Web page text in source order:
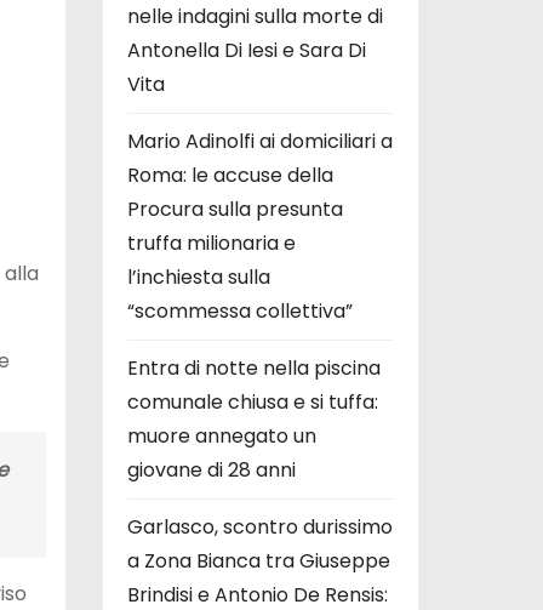
nelle indagini sulla morte di
Antonella Di Iesi e Sara Di
Vita
Mario Adinolfi ai domiciliari a
Roma: le accuse della
Procura sulla presunta
truffa milionaria e
l’inchiesta sulla
“scommessa collettiva”
Entra di notte nella piscina
comunale chiusa e si tuffa:
muore annegato un
giovane di 28 anni
Garlasco, scontro durissimo
a Zona Bianca tra Giuseppe
Brindisi e Antonio De Rensis: